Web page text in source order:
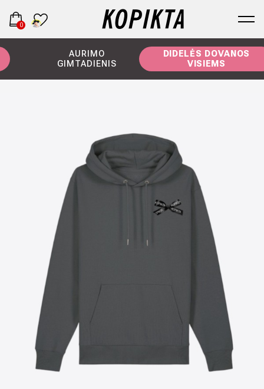
0
AURIMO
GIMTADIENIS
DIDELĖS DOVANOS
VISIEMS